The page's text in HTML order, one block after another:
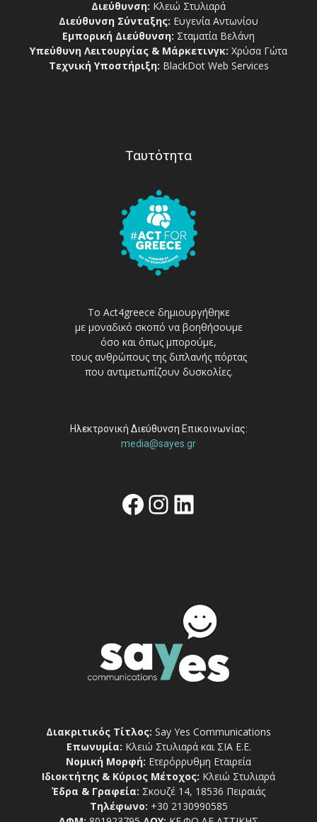
Διεύθυνση: Κλειώ Στυλιαρά
Διεύθυνση Σύνταξης: Ευγενία Αντωνίου
Εμπορική Διεύθυνση: Σταματία Βελάνη
Υπεύθυνη Λειτουργίας & Μάρκετινγκ: Χρύσα Γώτα
Τεχνική Υποστήριξη: BlackDot Web Services
Ταυτότητα
Το Act4greece δημιουργήθηκε
με μοναδικό σκοπό να βοηθήσουμε
όσο και όπως μπορούμε,
τους ανθρώπους της διπλανής πόρτας
που αντιμετωπίζουν δυσκολίες.
Ηλεκτρονική Διεύθυνση Επικοινωνίας:
media@sayes.gr
Facebook
Instagram
Linkedin
Διακριτικός Τίτλος: Say Yes Communications
Επωνυμία: Κλειώ Στυλιαρά και ΣΙΑ Ε.Ε.
Νομική Μορφή: Ετερόρρυθμη Εταιρεία
Ιδιοκτήτης & Κύριος Μέτοχος: Κλειώ Στυλιαρά
Έδρα & Γραφεία: Σκουζέ 14, 18536 Πειραιάς
Τηλέφωνο: +30 2130990585